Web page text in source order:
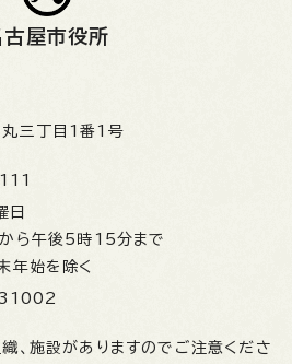
古屋市役所
三丁目1番1号
日
ら午後5時15分まで
年始を除く
、施設がありますのでご注意くださ